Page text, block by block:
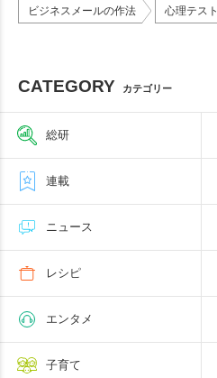
ビジネスメールの作法 心理テスト
CATEGORY カテゴリー
総研
連載
ニュース
レシピ
エンタメ
子育て